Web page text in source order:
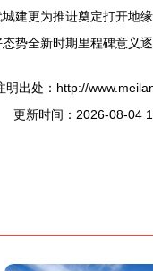
建更为推进奠定打开
势全新时期里程碑意义逐
明出处：http://
更新时间：2026-08-04